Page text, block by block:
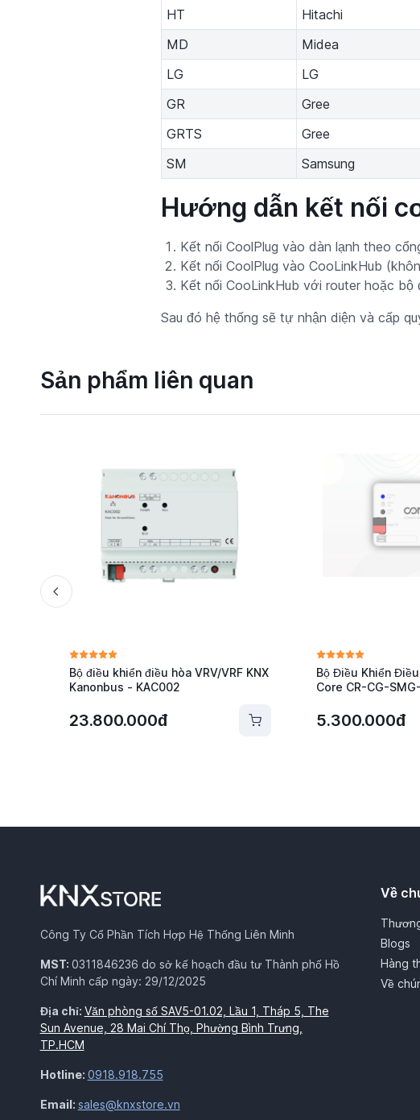
HT
Hitachi
MD
Midea
LG
LG
GR
Gree
GRTS
Gree
SM
Samsung
Hướng dẫn kết nối
Kết nối CoolPlug vào dàn lạnh theo
Kết nối CoolPlug vào CooLinkHub
Kết nối CooLinkHub với router hoặc bộ
Sau đó hệ thống sẽ tự nhận diện và cấp
Sản phẩm liên quan
Bộ điều khiển điều hòa VRV/VRF KNX
Kanonbus - KAC002
23.800.000đ
Bộ Điều Khiển
Core CR-CG-
5.300.000đ
Công Ty Cổ Phần Tích Hợp Hệ Thống Liên Minh
MST: 0311846236 do sở kế hoạch đầu tư Thành phố Hồ
Chí Minh cấp ngày: 29/12/2025
Địa chỉ: Văn phòng số SAV5-01.02, Lầu 1, Tháp 5, The
Sun Avenue, 28 Mai Chí Thọ, Phường Bình Trưng,
TP.HCM
Hotline: 0918.918.755
Email: sales@knxstore.vn
Về
Blogs
Hàng
Về